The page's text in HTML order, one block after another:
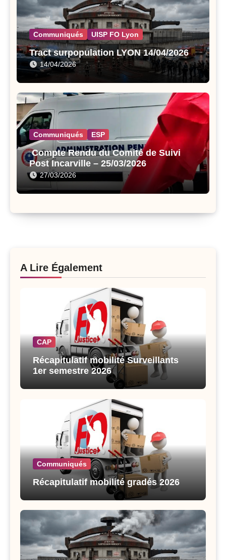
Communiqués UISP FO Lyon
Tract surpopulation LYON 14/04/2026
14/04/2026
Communiqués ESP
Compte Rendu du Comité de Suivi
Post Incarville – 25/03/2026
27/03/2026
A Lire Également
CAP
Récapitulatif mobilité Surveillants
1er semestre 2026
Communiqués
Récapitulatif mobilité gradés 2026